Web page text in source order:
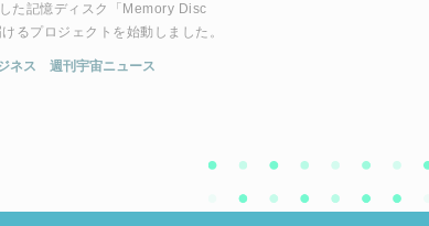
た記憶ディスク「Memory Disc
るプロジェクトを始動しました。
ネス 週刊宇宙ニュース